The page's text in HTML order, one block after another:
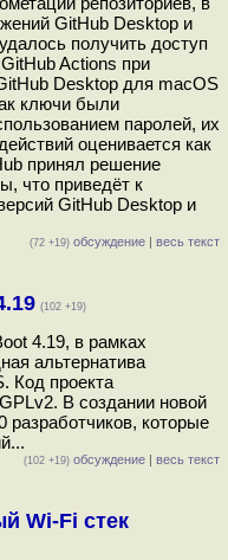
GitHub Desktop и
получить доступ
Actions при
Desktop для macOS
ключи были
паролей, их
оценивается как
принял решение
что приведёт к
GitHub Desktop и
(72 +19) обсуждение | весь текст
(102 +19)
4.19, в рамках
альтернатива
Код проекта
В создании новой
разработчиков, которые
(102 +19) обсуждение | весь текст
Wi-Fi стек